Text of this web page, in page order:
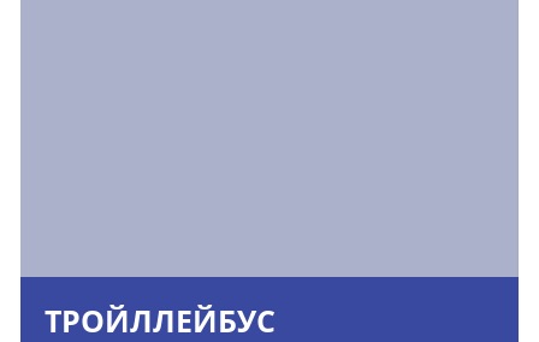
ТРОЙЛЛЕЙБУС